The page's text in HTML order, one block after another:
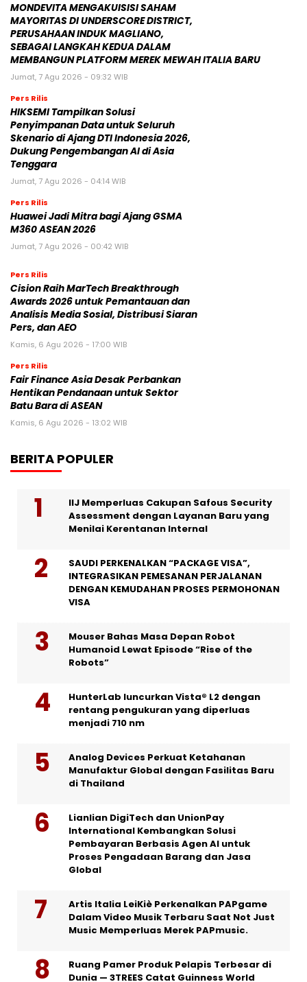
MONDEVITA MENGAKUISISI SAHAM
MAYORITAS DI UNDERSCORE DISTRICT,
PERUSAHAAN INDUK MAGLIANO,
SEBAGAI LANGKAH KEDUA DALAM
MEMBANGUN PLATFORM MEREK MEWAH ITALIA BARU
Jumat, 7 Agu 2026 - 09:32 WIB
Pers Rilis
HIKSEMI Tampilkan Solusi
Penyimpanan Data untuk Seluruh
Skenario di Ajang DTI Indonesia 2026,
Dukung Pengembangan AI di Asia
Tenggara
Jumat, 7 Agu 2026 - 04:14 WIB
Pers Rilis
Huawei Jadi Mitra bagi Ajang GSMA
M360 ASEAN 2026
Jumat, 7 Agu 2026 - 00:42 WIB
Pers Rilis
Cision Raih MarTech Breakthrough
Awards 2026 untuk Pemantauan dan
Analisis Media Sosial, Distribusi Siaran
Pers, dan AEO
Kamis, 6 Agu 2026 - 17:00 WIB
Pers Rilis
Fair Finance Asia Desak Perbankan
Hentikan Pendanaan untuk Sektor
Batu Bara di ASEAN
Kamis, 6 Agu 2026 - 13:02 WIB
BERITA POPULER
IIJ Memperluas Cakupan Safous Security
Assessment dengan Layanan Baru yang
Menilai Kerentanan Internal
SAUDI PERKENALKAN “PACKAGE VISA”,
INTEGRASIKAN PEMESANAN PERJALANAN
DENGAN KEMUDAHAN PROSES PERMOHONAN
VISA
Mouser Bahas Masa Depan Robot
Humanoid Lewat Episode “Rise of the
Robots”
HunterLab luncurkan Vista® L2 dengan
rentang pengukuran yang diperluas
menjadi 710 nm
Analog Devices Perkuat Ketahanan
Manufaktur Global dengan Fasilitas Baru
di Thailand
Lianlian DigiTech dan UnionPay
International Kembangkan Solusi
Pembayaran Berbasis Agen AI untuk
Proses Pengadaan Barang dan Jasa
Global
Artis Italia LeiKiè Perkenalkan PAPgame
Dalam Video Musik Terbaru Saat Not Just
Music Memperluas Merek PAPmusic.
Ruang Pamer Produk Pelapis Terbesar di
Dunia — 3TREES Catat Guinness World